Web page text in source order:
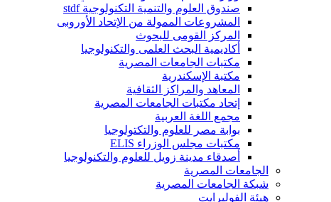
صندوق العلوم والتنمية التكنولوجية stdf
المشروعات الممولة من الإتحاد الأوروبى
المركز القومى للبحوث
أكاديمية البحث العلمى والتكنولوجيا
مكتبات الجامعات المصرية
مكتبة الإسكندرية
المعاهد والمراكز الثقافية
إتحاد مكتبات الجامعات المصرية
مجمع اللغة العربية
بوابة مصر للعلوم والتكتولوجيا
مكتبات مجلس الوزراء ELIS
أصدقاء مدينة زويل للعلوم والتكنولوجيا
الجامعات المصرية
شبكة الجامعات المصرية
هيئة الفولبرايت